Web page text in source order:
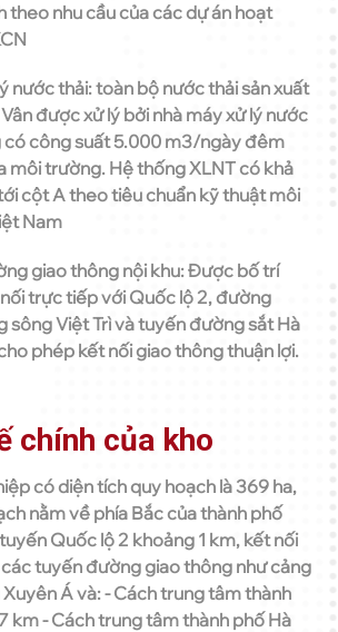
theo nhu cầu của các dự án hoạt
nước thải: toàn bộ nước thải sản xuất
được xử lý bởi nhà máy xử lý nước
có công suất 5.000 m3/ngày đêm
môi trường. Hệ thống XLNT có khả
cột A theo tiêu chuẩn kỹ thuật môi
Nam
giao thông nội khu: Được bố trí
trực tiếp với Quốc lộ 2, đường
sông Việt Trì và tuyến đường sắt Hà
phép kết nối giao thông thuận lợi.
chính của kho
có diện tích quy hoạch là 369 ha,
nằm về phía Bắc của thành phố
Quốc lộ 2 khoảng 1 km, kết nối
tuyến đường giao thông như cảng
Á và: - Cách trung tâm thành
km - Cách trung tâm thành phố Hà